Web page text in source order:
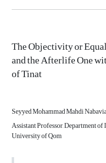
The Objectivity or
and the Afterlife One
of Tinat
Seyyed Mohammad Mahdi
Assistant Professor, Department
University of Qom